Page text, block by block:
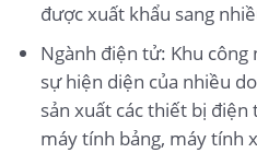
được xuất khẩu sang
Ngành điện tử: Khu công
sự hiện diện của nhiều
sản xuất các thiết bị
máy tính bảng, máy tính